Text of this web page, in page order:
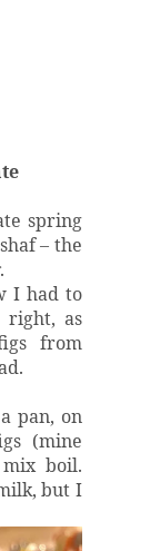
spring
– the
.
I had to
right, as
from
pan, on
(mine
boil.
but I